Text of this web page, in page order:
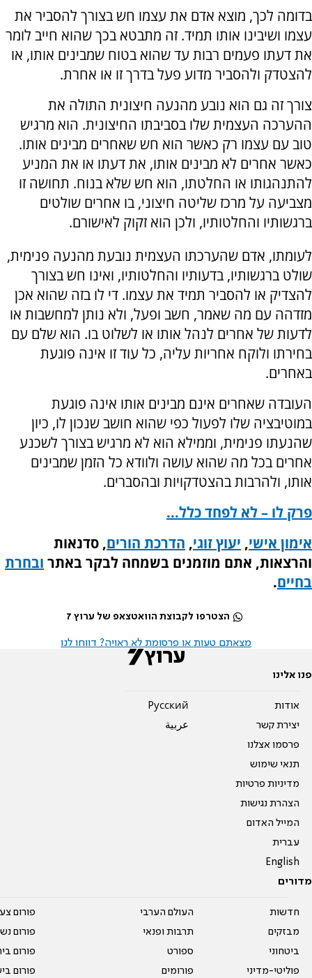
בדומה לכך, מוצא אדם את עצמו חש בצורך להסביר את
עצמו ושיבינו אותו תמיד. זה מתבטא בכך שהוא חייב לומר
את דעתו פעמים רבות עד שהוא בטוח שמבינים אותו, או
להצטדק ולהסביר מדוע פעל בדרך זו או אחרת.
צורך זה גם הוא נובע מהנעה חיצונית התולה את
ההערכה העצמית שלו בסביבתו החיצונית. הוא מרגיש
טוב עם עצמו רק כאשר הוא חש שאחרים מבינים אותו.
כאשר אחרים לא מבינים אותו, את דעתו או את המניע
להתנהגותו או החלטתו, הוא חש שלא בנוח. תחושה זו
מצביעה על מרכז שליטה חיצוני, בו אחרים שולטים
ברגשותיו והחלטותיו, ולכן הוא זקוק לאישורם.
לעומתו, אדם שהערכתו העצמית נובעת מהנעה פנימית,
שולט ברגשותיו, בדעותיו והחלטותיו, ואינו חש בצורך
להצדיק או להסביר תמיד את עצמו. די לו בזה שהוא אכן
מזדהה עם מה שאמר, חשב ופעל, ולא נותן למחשבות או
לדעות של אחרים לנהל אותו או לשלוט בו. הוא שלם עם
בחירתו ולוקח אחריות עליה, כל עוד זו אינה פוגעת
באחרים.
העובדה שאחרים אינם מבינים אותו אינה פוגעת
במוטיבציה שלו לפעול כפי שהוא חושב שנכון לו, כיון
שהנעתו פנימית, וממילא הוא לא מרגיש בצורך לשכנע
אחרים בכל מה שהוא עושה ולוודא כל הזמן שמבינים
אותו, ולהרבות בהצטדקויות ובהסברים.
פרק לו – לא לפחד כלל...
אימון אישי, יעוץ זוגי, הדרכת הורים, סדנאות
והרצאות, אתם מוזמנים בשמחה לבקר באתר ובחרת
בחיים.
הצטרפו לקבוצת הוואטצאפ של ערוץ 7
מצאתם טעות או פרסומת לא ראויה? דווחו לנו
פנו אלינו
אודות
יצירת קשר
פרסמו אצלנו
תנאי שימוש
מדיניות פרטיות
הצהרת נגישות
המייל האדום
עברית
English
Pусский
عربية
מדורים
חדשות
מבזקים
ביטחוני
פוליטי-מדיני
העולם הערבי
תרבות ופנאי
ספורט
פורומים
פורום
פורום
פורום
פורום